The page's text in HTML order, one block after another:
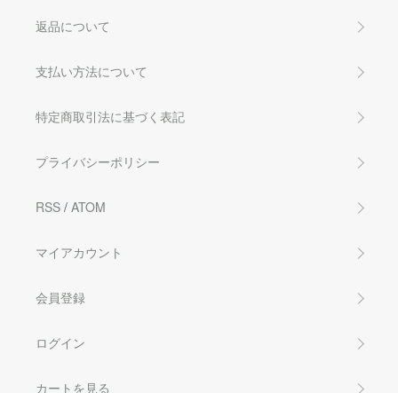
返品について
支払い方法について
特定商取引法に基づく表記
プライバシーポリシー
RSS / ATOM
マイアカウント
会員登録
ログイン
カートを見る